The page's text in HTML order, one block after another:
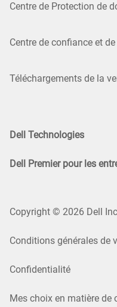
Centre de Protection de
Centre de confiance et
Téléchargements de la
Dell Technologies
Dell Premier pour les
Copyright © 2026 Dell
Conditions générales de
Confidentialité
Mes choix en matière de